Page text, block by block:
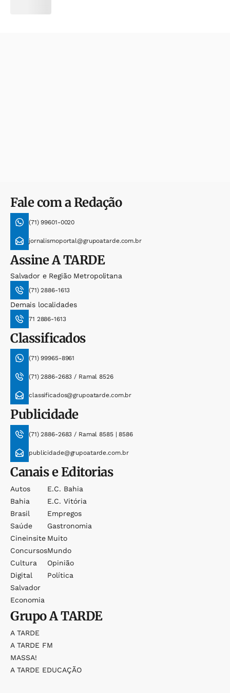
Fale com a Redação
(71) 99601-0020
jornalismoportal@grupoatarde.com.br
AssineA TARDE
Salvador e Região Metropolitana
(71) 2886-1613
Demais localidades
71 2886-1613
Classificados
(71) 99965-8961
(71) 2886-2683 / Ramal 8526
classificados@grupoatarde.com.br
Publicidade
(71) 2886-2683 / Ramal 8585 | 8586
publicidade@grupoatarde.com.br
Canais e Editorias
Autos
Bahia
Brasil
Saúde
Cineinsite
Concursos
Cultura
Digital
Salvador
Economia
E.c. Bahia
E.c. Vitória
Empregos
Gastronomia
Muito
Mundo
Opinião
Política
GrupoA TARDE
A TARDE
A TARDE FM
MASSA!
A TARDE EDUCAÇÃO